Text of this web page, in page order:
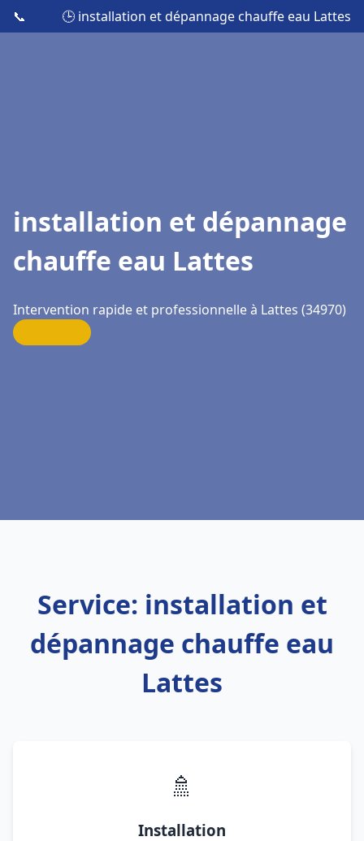
📞 🕒 installation et dépannage chauffe eau Lattes
installation et dépannage
chauffe eau Lattes
Intervention rapide et professionnelle à Lattes (34970)
Service: installation et
dépannage chauffe eau
Lattes
🚿
Installation